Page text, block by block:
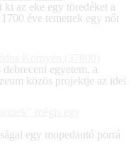
az eke egy töredéket a
éve temettek egy nőt
egyetem, a
közös projektje az idei
egy mopedautó porrá